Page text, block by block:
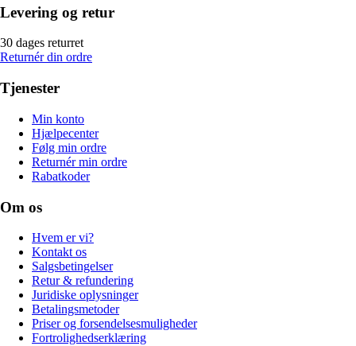
Levering og retur
30 dages returret
Returnér din ordre
Tjenester
Min konto
Hjælpecenter
Følg min ordre
Returnér min ordre
Rabatkoder
Om os
Hvem er vi?
Kontakt os
Salgsbetingelser
Retur & refundering
Juridiske oplysninger
Betalingsmetoder
Priser og forsendelsesmuligheder
Fortrolighedserklæring